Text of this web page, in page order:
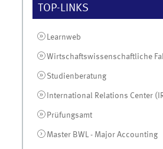
TOP-LINKS
Learnweb
Wirtschaftswissenschaftliche
Studienberatung
International Relations Center
Prüfungsamt
Master BWL - Major Accounting